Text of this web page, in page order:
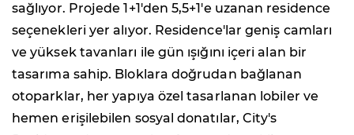
sağlıyor. Projede 1+1'den 5,5+1'e uzanan residence
seçenekleri yer alıyor. Residence'lar geniş camları
ve yüksek tavanları ile gün ışığını içeri alan bir
tasarıma sahip. Bloklara doğrudan bağlanan
otoparklar, her yapıya özel tasarlanan lobiler ve
hemen erişilebilen sosyal donatılar, City's